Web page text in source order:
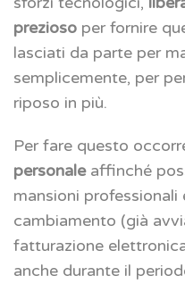
prezioso per fornire
lasciati da parte per
semplicemente, per
riposo in più.
Per fare questo
personaleaffinché
mansioni
cambiamento (già
fatturazione
anche durante il